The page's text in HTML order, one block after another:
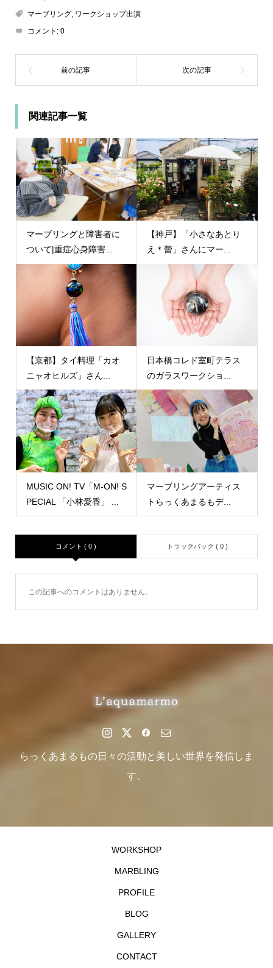
マーブリング, ワークショップ出演
コメント: 0
関連記事一覧
マーブリングと障害者に
ついて|重症心身障害...
【神戸】「小さなあとり
え＊蕾」さんにマー...
【京都】タイ料理「カオ
ニャオヒルズ」さん...
日本橋コレド室町テラス
のガラスワークショ...
MUSIC ON! TV「M-ON! S
PECIAL 「小林愛香」 ...
マーブリングアーティス
トらっくあまるもデ...
コメント ( 0 ) トラックバック ( 0 )
この記事へのコメントはありません。
らっくあまるもの日々の活動と美しい世界を発信しま
す。
WORKSHOP
MARBLING
PROFILE
BLOG
GALLERY
CONTACT